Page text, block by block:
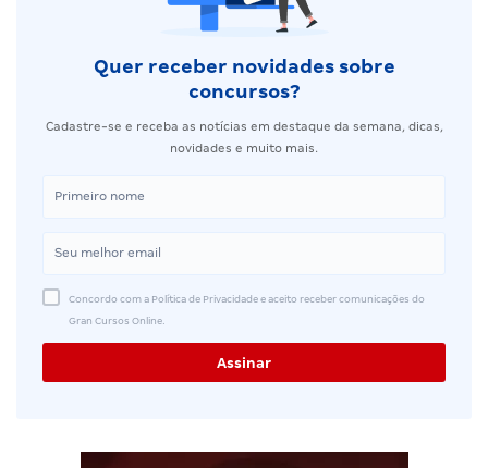
Quer receber novidades sobre
concursos?
Cadastre-se e receba as notícias em destaque da semana, dicas,
novidades e muito mais.
Concordo com a Política de Privacidade e aceito receber comunicações do
Gran Cursos Online.